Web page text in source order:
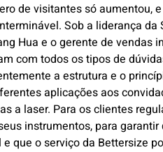
de visitantes só aumentou,
Sob a liderança da
Hua e o gerente de vendas
com todos os tipos de
a estrutura e o
aplicações aos
a laser. Para os clientes
instrumentos, para garantir
que o serviço da Bettersize